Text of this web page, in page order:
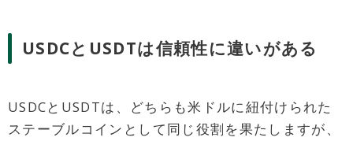
USDCとUSDTは信頼性に違いがある
USDCとUSDTは、どちらも米ドルに紐付けられた
ステーブルコインとして同じ役割を果たしますが、